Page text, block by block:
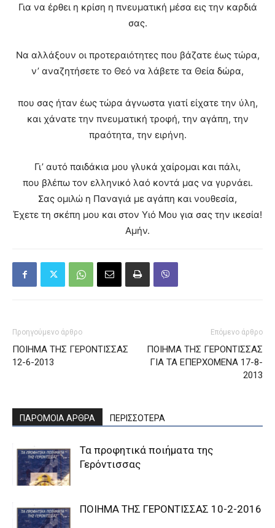
Για να έρθει η κρίση η πνευματική μέσα εις την καρδιά
σας.
Να αλλάξουν οι προτεραιότητες που βάζατε έως τώρα,
ν’ αναζητήσετε το Θεό να λάβετε τα Θεία δώρα,
που σας ήταν έως τώρα άγνωστα γιατί είχατε την ύλη,
και χάνατε την πνευματική τροφή, την αγάπη, την
πραότητα, την ειρήνη.
Γι’ αυτό παιδάκια μου γλυκά χαίρομαι και πάλι,
που βλέπω τον ελληνικό λαό κοντά μας να γυρνάει.
Σας ομιλώ η Παναγιά με αγάπη και νουθεσία,
Έχετε τη σκέπη μου και στον Υιό Μου για σας την ικεσία!
Αμήν.
Προηγούμενο άρθρο
ΠΟΙΗΜΑ ΤΗΣ ΓΕΡΟΝΤΙΣΣΑΣ
12-6-2013
Επόμενο άρθρο
ΠΟΙΗΜΑ ΤΗΣ ΓΕΡΟΝΤΙΣΣΑΣ
ΓΙΑ ΤΑ ΕΠΕΡΧΟΜΕΝΑ 17-8-
2013
ΠΑΡΟΜΟΙΑ ΑΡΘΡΑ ΠΕΡΙΣΣΟΤΕΡΑ
Τα προφητικά ποιήματα της
Γερόντισσας
ΠΟΙΗΜΑ ΤΗΣ ΓΕΡΟΝΤΙΣΣΑΣ 10-2-2016